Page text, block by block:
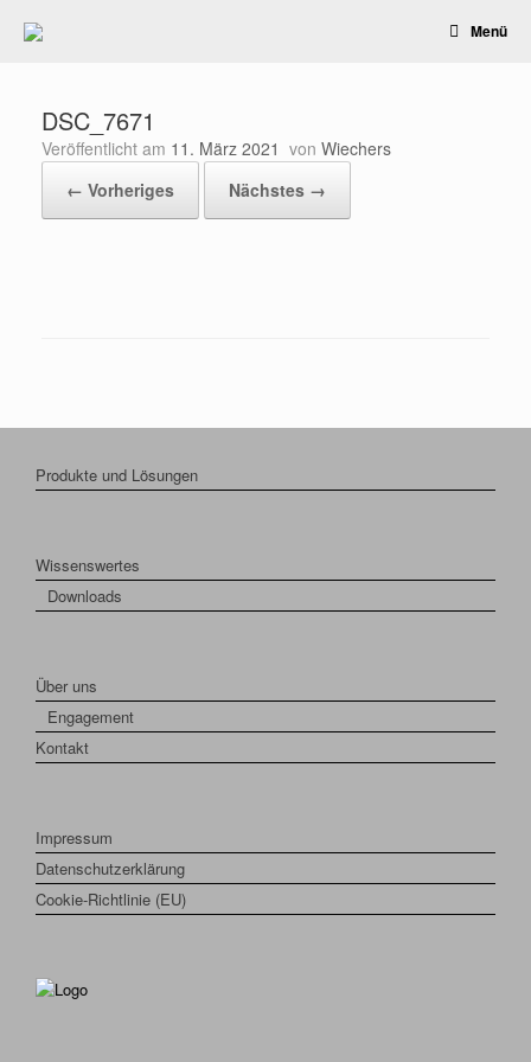
Inhalt
Menü
DSC_7671
Veröffentlicht am 11. März 2021 von Wiechers
← Vorheriges
Nächstes →
Produkte und Lösungen
Wissenswertes
Downloads
Über uns
Engagement
Kontakt
Impressum
Datenschutzerklärung
Cookie-Richtlinie (EU)